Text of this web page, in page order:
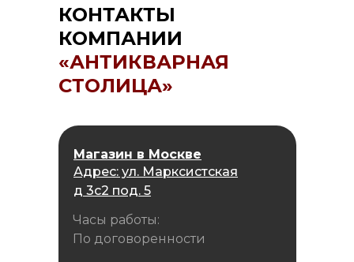
КОНТАКТЫ
КОМПАНИИ
«АНТИКВАРНАЯ
СТОЛИЦА»
Магазин в Москве
Адрес: ул. Марксистская
д 3с2 под. 5
Часы работы:
По договоренности